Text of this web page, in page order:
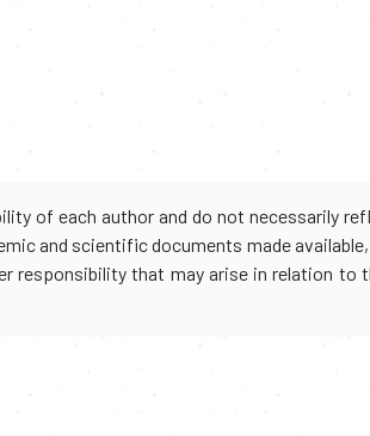
of each author and do not necessarily
and scientific documents made
responsibility that may arise in relation to